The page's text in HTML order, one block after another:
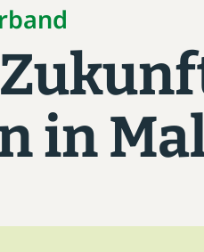
in
Über uns
Präsidium